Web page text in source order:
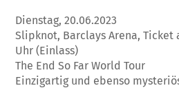
Dienstag, 20.06.2023
Slipknot, Barclays Arena, Ticket
Uhr (Einlass)
The End So Far World Tour
Einzigartig und ebenso